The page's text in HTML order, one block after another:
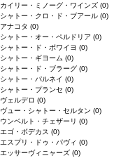
カイリー・ミノーグ・ワインズ (0)
シャトー・クロ・ド・ブアール (0)
アナコタ (0)
シャトー・オー・ペルドリア (0)
シャトー・ド・ボワイヨ (0)
シャトー・ギヨーム (0)
シャトー・ド・ブラーグ (0)
シャトー・パルネイ (0)
シャトー・プランセ (0)
ヴェルデロ (0)
ヴュー・シャトー・セルタン (0)
ウンベルト・チェザーリ (0)
エゴ・ボデカス (0)
エスプリ・ドゥ・パヴィ (0)
エッサーヴィニャーズ (0)